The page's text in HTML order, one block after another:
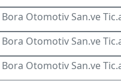
Bora Otomotiv San.ve
Bora Otomotiv San.ve
Bora Otomotiv San.ve